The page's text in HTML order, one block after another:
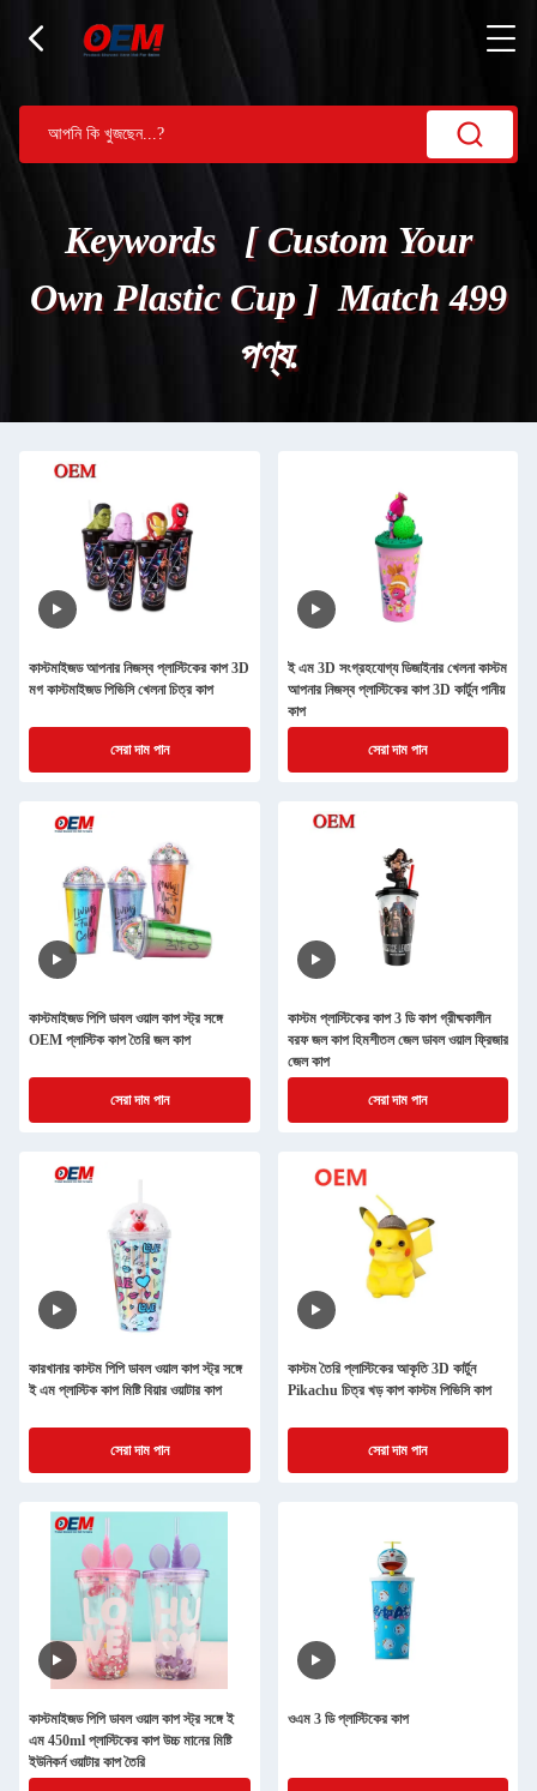
Keywords [ Custom Your
Own Plastic Cup ] Match 499
পণ্য.
কাস্টমাইজড আপনার নিজস্ব প্লাস্টিকের কাপ 3D
মগ কাস্টমাইজড পিভিসি খেলনা চিত্র কাপ
সেরা দাম পান
ই এম 3D সংগ্রহযোগ্য ডিজাইনার খেলনা কাস্টম
আপনার নিজস্ব প্লাস্টিকের কাপ 3D কার্টুন পানীয়
কাপ
সেরা দাম পান
কাস্টমাইজড পিপি ডাবল ওয়াল কাপ স্ট্র সঙ্গে
OEM প্লাস্টিক কাপ তৈরি জল কাপ
সেরা দাম পান
কাস্টম প্লাস্টিকের কাপ 3 ডি কাপ গ্রীষ্মকালীন
বরফ জল কাপ হিমশীতল জেল ডাবল ওয়াল ফ্রিজার
জেল কাপ
সেরা দাম পান
কারখানার কাস্টম পিপি ডাবল ওয়াল কাপ স্ট্র সঙ্গে
ই এম প্লাস্টিক কাপ মিষ্টি বিয়ার ওয়াটার কাপ
সেরা দাম পান
কাস্টম তৈরি প্লাস্টিকের আকৃতি 3D কার্টুন
Pikachu চিত্র খড় কাপ কাস্টম পিভিসি কাপ
সেরা দাম পান
কাস্টমাইজড পিপি ডাবল ওয়াল কাপ স্ট্র সঙ্গে ই
এম 450ml প্লাস্টিকের কাপ উচ্চ মানের মিষ্টি
ইউনিকর্ন ওয়াটার কাপ তৈরি
ওএম 3 ডি প্লাস্টিকের কাপ